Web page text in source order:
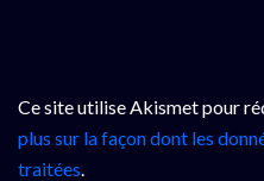
Ce site utilise Akismet pour
plus sur la façon dont les
traitées.